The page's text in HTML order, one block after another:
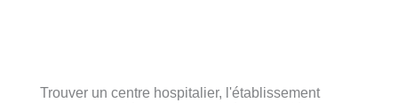
Trouver un centre hospitalier, l'établissement